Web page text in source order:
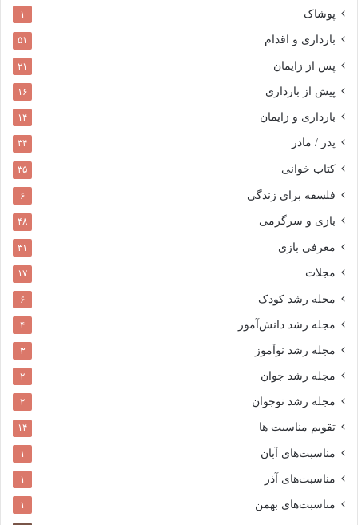
پوشاک ۱
بارداری و اقدام ۵۱
پس از زایمان ۲۱
پیش از بارداری ۱۶
بارداری و زایمان ۱۴
پدر / مادر ۳۴
کتاب خوانی ۳۵
فلسفه برای زندگی ۶
بازی و سرگرمی ۴۸
معرفی بازی ۳۱
مجلات ۱۷
مجله رشد کودک ۶
مجله رشد دانش‌آموز ۴
مجله رشد نوآموز ۳
مجله رشد جوان ۲
مجله رشد نوجوان ۲
تقویم مناسبت ها ۱۴
مناسبت‌های آبان ۱
مناسبت‌های آذر ۱
مناسبت‌های بهمن ۱